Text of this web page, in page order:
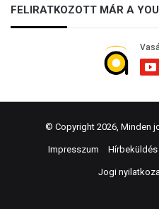
FELIRATKOZOTT MÁR A
© Copyright 2026, Minden
Impresszum Hírbeküldés
Jogi